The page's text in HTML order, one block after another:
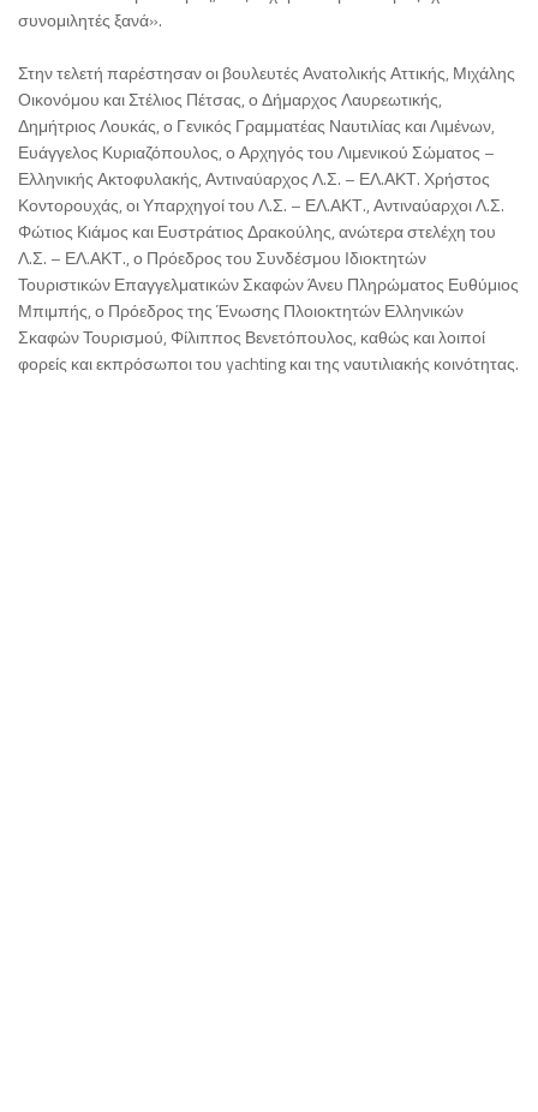
συνομιλητές ξανά».
Στην τελετή παρέστησαν οι βουλευτές Ανατολικής Αττικής, Μιχάλης
Οικονόμου και Στέλιος Πέτσας, ο Δήμαρχος Λαυρεωτικής,
Δημήτριος Λουκάς, ο Γενικός Γραμματέας Ναυτιλίας και Λιμένων,
Ευάγγελος Κυριαζόπουλος, ο Αρχηγός του Λιμενικού Σώματος –
Ελληνικής Ακτοφυλακής, Αντιναύαρχος Λ.Σ. – ΕΛ.ΑΚΤ. Χρήστος
Κοντορουχάς, οι Υπαρχηγοί του Λ.Σ. – ΕΛ.ΑΚΤ., Αντιναύαρχοι Λ.Σ.
Φώτιος Κιάμος και Ευστράτιος Δρακούλης, ανώτερα στελέχη του
Λ.Σ. – ΕΛ.ΑΚΤ., ο Πρόεδρος του Συνδέσμου Ιδιοκτητών
Τουριστικών Επαγγελματικών Σκαφών Άνευ Πληρώματος Ευθύμιος
Μπιμπής, ο Πρόεδρος της Ένωσης Πλοιοκτητών Ελληνικών
Σκαφών Τουρισμού, Φίλιππος Βενετόπουλος, καθώς και λοιποί
φορείς και εκπρόσωποι του yachting και της ναυτιλιακής κοινότητας.